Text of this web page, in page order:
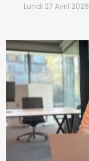
Lundi 27 Avril 2026